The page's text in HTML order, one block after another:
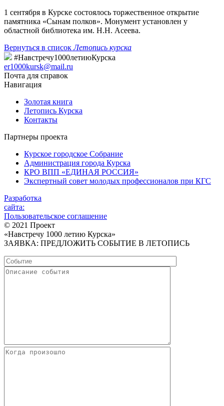
1 сентября в Курске состоялось торжественное открытие
памятника «Сынам полков». Монумент установлен у
областной библиотека им. Н.Н. Асеева.
Вернуться в списокЛетопись курска
#Навстречу1000летиюКурска
er1000kursk@mail.ru
Почта для справок
Навигация
Золотая книга
Летопись Курска
Контакты
Партнеры проекта
Курское городское Собрание
Администрация города Курска
КРО ВПП «ЕДИНАЯ РОССИЯ»
Экспертный совет молодых профессионалов при КГС
Разработка
сайта:
Пользовательское соглашение
© 2021 Проект
«Навстречу 1000 летию Курска»
ЗАЯВКА: ПРЕДЛОЖИТЬ СОБЫТИЕ В ЛЕТОПИСЬ